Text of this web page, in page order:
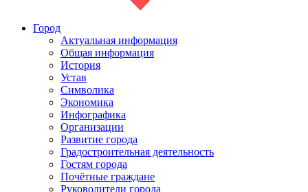
Город
Актуальная информация
Общая информация
История
Устав
Символика
Экономика
Инфографика
Организации
Развитие города
Градостроительная деятельность
Гостям города
Почётные граждане
Руководители города